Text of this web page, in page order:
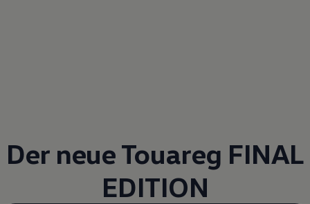
Der neueTouareg FINAL
EDITION